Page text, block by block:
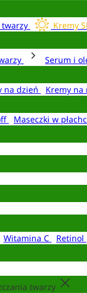
twarzy Kremy
Serum i
na dzień Kremy na
Maseczki w
Witamina C Retinol
twarzy